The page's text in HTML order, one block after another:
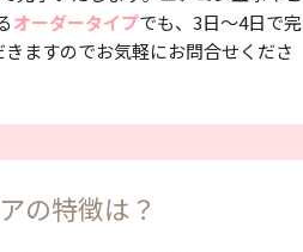
オーダータイプでも、3日～4日で完
ますのでお気軽にお問合せくださ
の特徴は？